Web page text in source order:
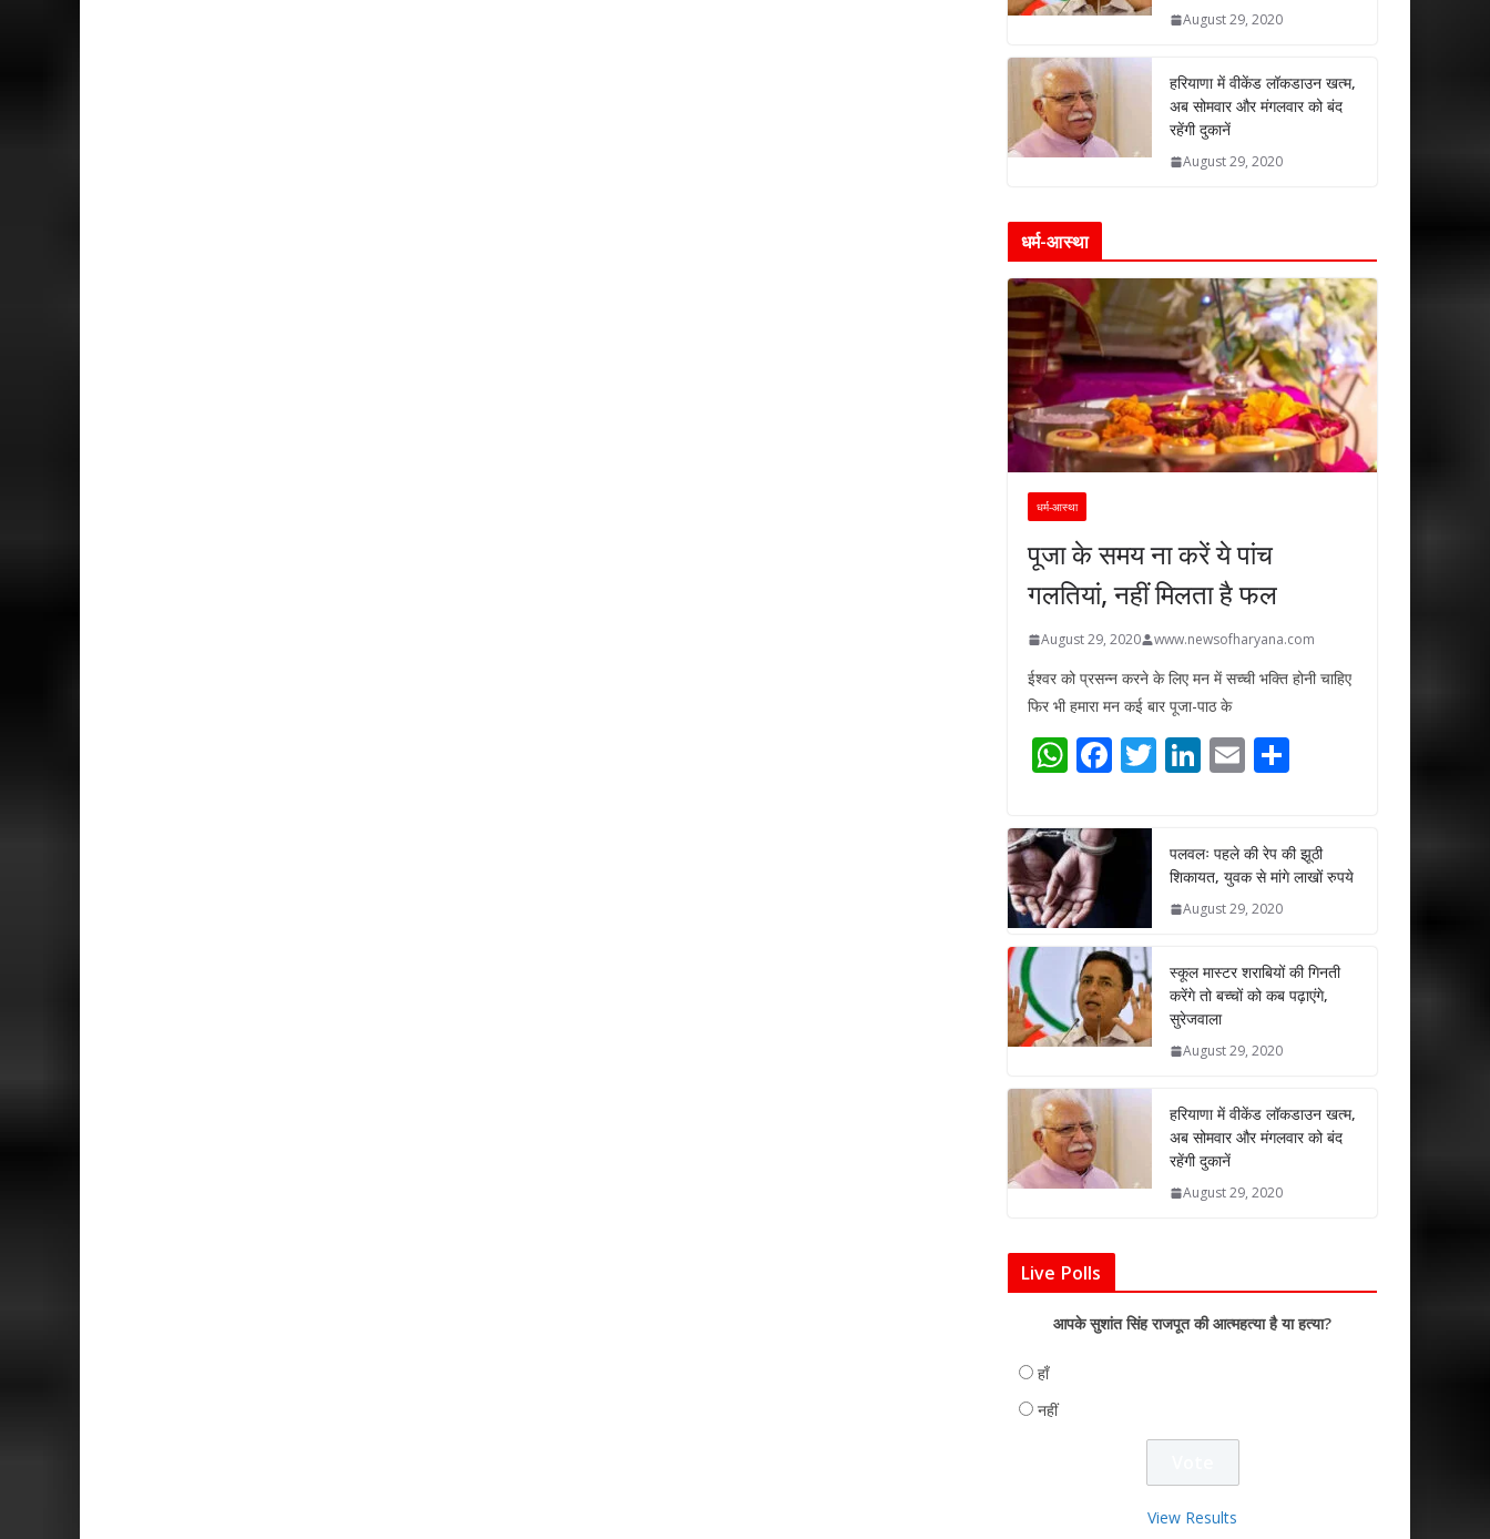
August 29, 2020
हरियाणा में वीकेंड लॉकडाउन खत्म,
अब सोमवार और मंगलवार को बंद
रहेंगी दुकानें
August 29, 2020
धर्म-आस्था
धर्म-आस्था
पूजा के समय ना करें ये पांच
गलतियां, नहीं मिलता है फल
August 29, 2020 www.newsofharyana.com
ईश्वर को प्रसन्न करने के लिए मन में सच्ची भक्ति होनी चाहिए
फिर भी हमारा मन कई बार पूजा-पाठ के
W
at
s
A
p
p
F
e
b
o
k
T
er
Li
e
dI
n
E
l e
पलवलः पहले की रेप की झूठी
शिकायत, युवक से मांगे लाखों रुपये
August 29, 2020
स्कूल मास्टर शराबियों की गिनती
करेंगे तो बच्चों को कब पढ़ाएंगे,
सुरेजवाला
August 29, 2020
हरियाणा में वीकेंड लॉकडाउन खत्म,
अब सोमवार और मंगलवार को बंद
रहेंगी दुकानें
August 29, 2020
Live Polls
आपके सुशांत सिंह राजपूत की आत्महत्या है या हत्या?
हाँ
नहीं
View Results